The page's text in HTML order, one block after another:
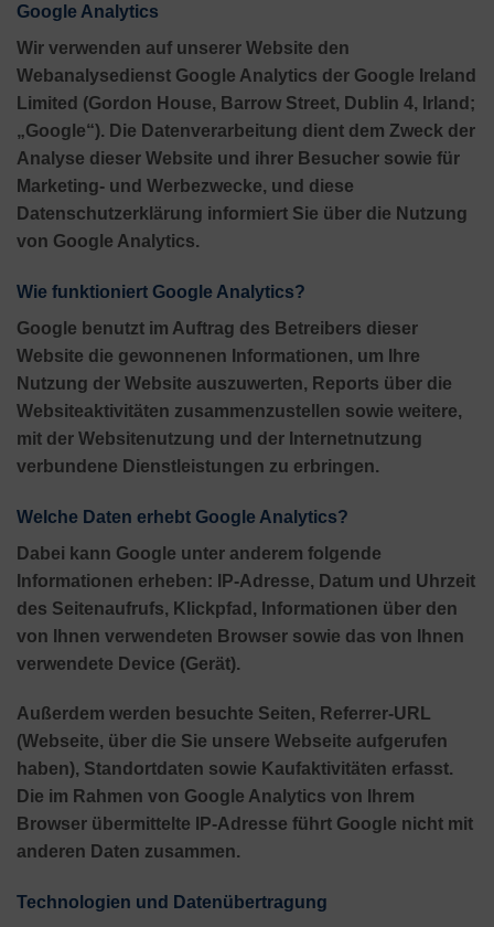
Google Analytics
Wir verwenden auf unserer Website den
Webanalysedienst Google Analytics der Google Ireland
Limited (Gordon House, Barrow Street, Dublin 4, Irland;
„Google“). Die Datenverarbeitung dient dem Zweck der
Analyse dieser Website und ihrer Besucher sowie für
Marketing- und Werbezwecke, und diese
Datenschutzerklärung informiert Sie über die Nutzung
von Google Analytics.
Wie funktioniert Google Analytics?
Google benutzt im Auftrag des Betreibers dieser
Website die gewonnenen Informationen, um Ihre
Nutzung der Website auszuwerten, Reports über die
Websiteaktivitäten zusammenzustellen sowie weitere,
mit der Websitenutzung und der Internetnutzung
verbundene Dienstleistungen zu erbringen.
Welche Daten erhebt Google Analytics?
Dabei kann Google unter anderem folgende
Informationen erheben: IP-Adresse, Datum und Uhrzeit
des Seitenaufrufs, Klickpfad, Informationen über den
von Ihnen verwendeten Browser sowie das von Ihnen
verwendete Device (Gerät).
Außerdem werden besuchte Seiten, Referrer-URL
(Webseite, über die Sie unsere Webseite aufgerufen
haben), Standortdaten sowie Kaufaktivitäten erfasst.
Die im Rahmen von Google Analytics von Ihrem
Browser übermittelte IP-Adresse führt Google nicht mit
anderen Daten zusammen.
Technologien und Datenübertragung